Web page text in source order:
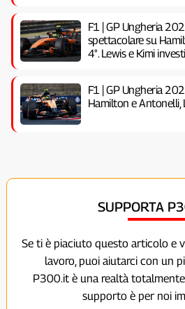
F1 | GP Ungheria
spettacolare su
4°. Lewis e Kimi
F1 | GP Ungheria
Hamilton e Antonelli,
SUPPORTA
Se ti è piaciuto questo articolo e
lavoro, puoi aiutarci con un
P300.it è una realtà
supporto è per noi